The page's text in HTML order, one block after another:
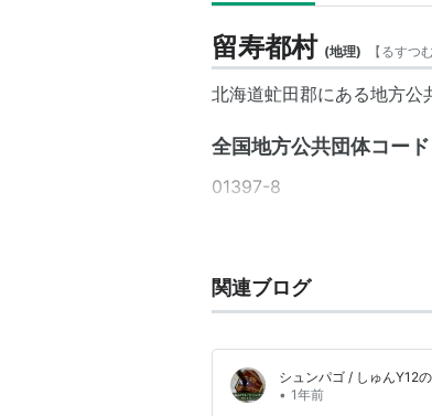
留寿都村 (地理) 【るすつ
北海道虻田郡にある地方公
全国地方公共団体コード
01397-8
関連ブログ
シュンパゴ / しゅんY12
• 1年前